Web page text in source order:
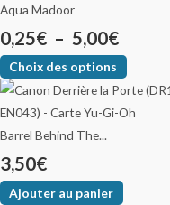
Aqua Madoor
0,25€ – 5,00€
Choix des options
Barrel Behind The...
3,50€
Ajouter au panier